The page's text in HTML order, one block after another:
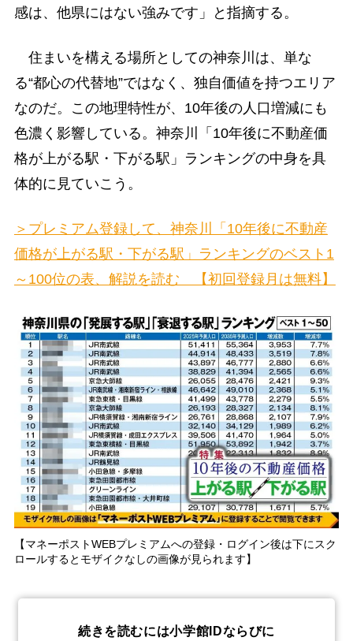
感は、他県にはない強みです」と指摘する。
住まいを構える場所としての神奈川は、単な
る“都心の代替地”ではなく、独自価値を持つエリア
なのだ。この地理特性が、10年後の人口増減にも
色濃く影響している。神奈川「10年後に不動産価
格が上がる駅・下がる駅」ランキングの中身を具
体的に見ていこう。
＞プレミアム登録して、神奈川「10年後に不動産
価格が上がる駅・下がる駅」ランキングのベスト1
～100位の表、解説を読む 【初回登録月は無料】
【マネーポストWEBプレミアムへの登録・ログイン後は下にスク
ロールするとモザイクなしの画像が見られます】
続きを読むには小学館IDならびに